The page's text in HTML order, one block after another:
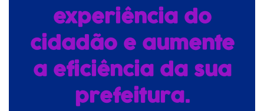
experiência do
cidadão e aumente
a eficiência da sua
prefeitura.